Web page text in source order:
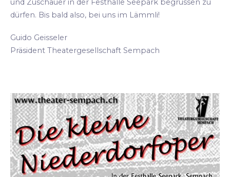
dürfen. Bis bald also, bei uns im Lämmli!
Guido Geisseler
Präsident Theatergesellschaft Sempach